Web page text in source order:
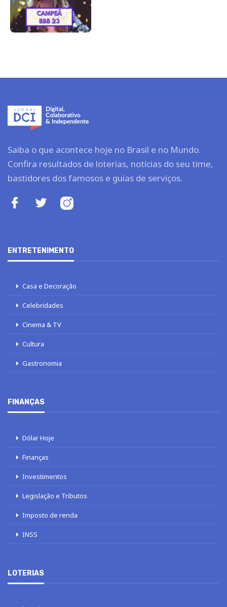
Saiba o que acontece hoje no Brasil e no Mundo.
Confira resultados de loterias, notícias do seu time,
bastidores dos famosos e guias de serviços.
ENTRETENIMENTO
Casa e Decoração
Celebridades
Cinema & TV
Cultura
Gastronomia
FINANÇAS
Dólar Hoje
Finanças
Investimentos
Legislação e Tributos
Imposto de renda
INSS
LOTERIAS